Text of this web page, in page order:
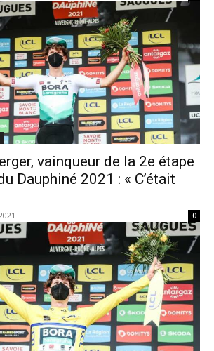
vainqueur de la 2e étape
Dauphiné 2021 : « C’était
0